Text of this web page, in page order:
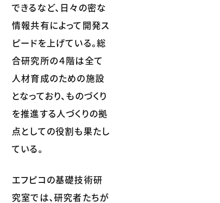
できるなど、日々の密な
情報共有によって開発ス
ピードを上げている。総
合研究所の４階は全て
人材育成のための施設
となっており、ものづくり
を推進する人づくりの拠
点としての役割も果たし
ている。
エフピコの基礎技術研
究室では、研究者たちが